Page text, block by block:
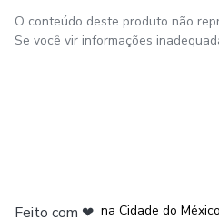
O conteúdo deste produto não
Se você vir informações
Feito com ❤ na Cidade do México